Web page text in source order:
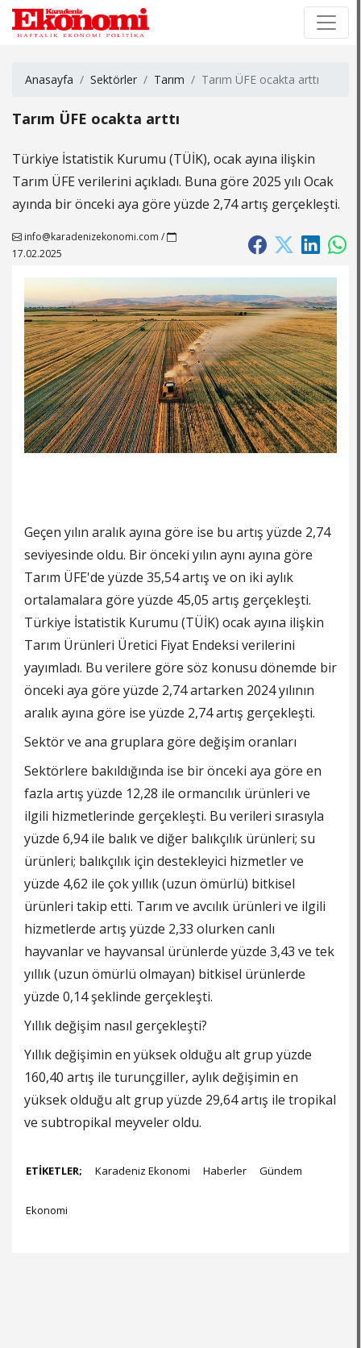
Anasayfa Sektörler Tarım Tarım ÜFE ocakta arttı
Tarım ÜFE ocakta arttı
Türkiye İstatistik Kurumu (TÜİK), ocak ayına ilişkin
Tarım ÜFE verilerini açıkladı. Buna göre 2025 yılı Ocak
ayında bir önceki aya göre yüzde 2,74 artış gerçekleşti.
info@karadenizekonomi.com /
17.02.2025
Geçen yılın aralık ayına göre ise bu artış yüzde 2,74
seviyesinde oldu. Bir önceki yılın aynı ayına göre
Tarım ÜFE'de yüzde 35,54 artış ve on iki aylık
ortalamalara göre yüzde 45,05 artış gerçekleşti.
Türkiye İstatistik Kurumu (TÜİK) ocak ayına ilişkin
Tarım Ürünleri Üretici Fiyat Endeksi verilerini
yayımladı. Bu verilere göre söz konusu dönemde bir
önceki aya göre yüzde 2,74 artarken 2024 yılının
aralık ayına göre ise yüzde 2,74 artış gerçekleşti.
Sektör ve ana gruplara göre değişim oranları
Sektörlere bakıldığında ise bir önceki aya göre en
fazla artış yüzde 12,28 ile ormancılık ürünleri ve
ilgili hizmetlerinde gerçekleşti. Bu verileri sırasıyla
yüzde 6,94 ile balık ve diğer balıkçılık ürünleri; su
ürünleri; balıkçılık için destekleyici hizmetler ve
yüzde 4,62 ile çok yıllık (uzun ömürlü) bitkisel
ürünleri takip etti. Tarım ve avcılık ürünleri ve ilgili
hizmetlerde artış yüzde 2,33 olurken canlı
hayvanlar ve hayvansal ürünlerde yüzde 3,43 ve tek
yıllık (uzun ömürlü olmayan) bitkisel ürünlerde
yüzde 0,14 şeklinde gerçekleşti.
Yıllık değişim nasıl gerçekleşti?
Yıllık değişimin en yüksek olduğu alt grup yüzde
160,40 artış ile turunçgiller, aylık değişimin en
yüksek olduğu alt grup yüzde 29,64 artış ile tropikal
ve subtropikal meyveler oldu.
ETİKETLER; Karadeniz Ekonomi Haberler Gündem
Ekonomi
×
×